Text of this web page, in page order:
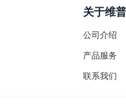
关于维普
公司介绍
产品服务
联系我们